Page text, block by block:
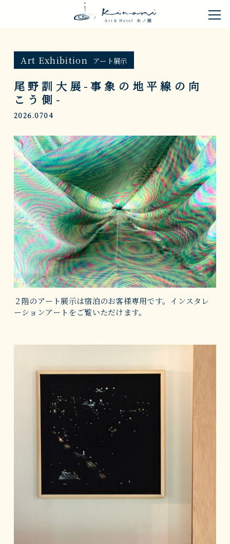
Art Exhibition アート展示
尾野訓大展-事象の地平線の向
こう側-
2026.0704
２階のアート展示は宿泊のお客様専用です。インスタレ
ーションアートをご覧いただけます。